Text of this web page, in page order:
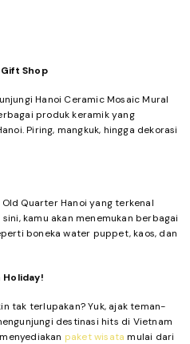
Shop
Hanoi Ceramic Mosaic Mural
produk keramik yang
Piring, mangkuk, hingga dekorasi
Quarter Hanoi yang terkenal
kamu akan menemukan berbagai
boneka water puppet, kaos, dan
Holiday!
tak terlupakan? Yuk, ajak teman-
destinasi hits di Vietnam
paket wisata mulai dari